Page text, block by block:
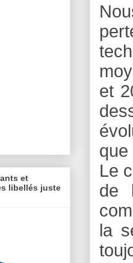
et
Le
de
la
et
libellés juste